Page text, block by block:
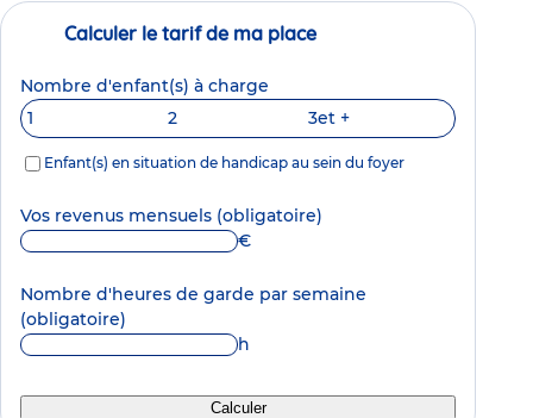
Calculer le tarif de ma place
Nombre d'enfant(s) à charge
1
2 3et +
Enfant(s) en situation de handicap au sein du foyer
Vos revenus mensuels (obligatoire)
€
Nombre d'heures de garde par semaine
(obligatoire)
h
Calculer